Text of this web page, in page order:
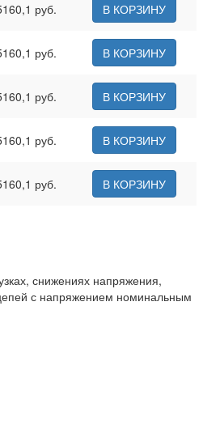
руб. В КОРЗИНУ
руб. В КОРЗИНУ
руб. В КОРЗИНУ
руб. В КОРЗИНУ
руб. В КОРЗИНУ
снижениях напряжения,
с напряжением номинальным